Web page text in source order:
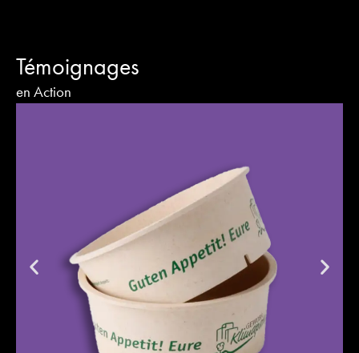
Témoignages
en Action